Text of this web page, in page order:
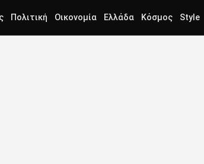
Πολιτική Οικονομία Ελλάδα Κόσμος Style